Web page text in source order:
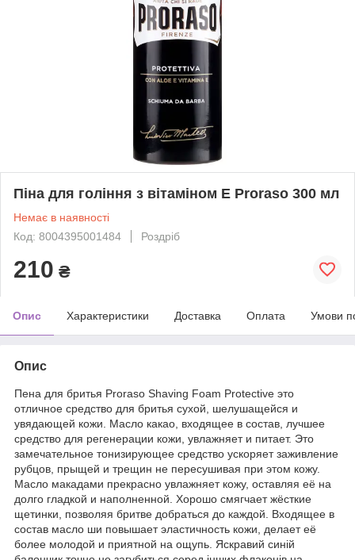
Піна для гоління з вітаміном Е Proraso 300 мл
Немає в наявності
Код: 8004395001484
Роздріб
210 ₴
Опис Характеристики Доставка Оплата Умови
Опис
Пена для бритья Proraso Shaving Foam Protective это
отличное средство для бритья сухой, шелушащейся и
увядающей кожи. Масло какао, входящее в состав, лучшее
средство для регенерации кожи, увлажняет и питает. Это
замечательное тонизирующее средство ускоряет заживление
рубцов, прыщей и трещин не пересушивая при этом кожу.
Масло макадами прекрасно увлажняет кожу, оставляя её на
долго гладкой и наполненной. Хорошо смягчает жёсткие
щетинки, позволяя бритве добраться до каждой. Входящее в
состав масло ши повышает эластичность кожи, делает её
более молодой и приятной на ощупь. Яскравий синій